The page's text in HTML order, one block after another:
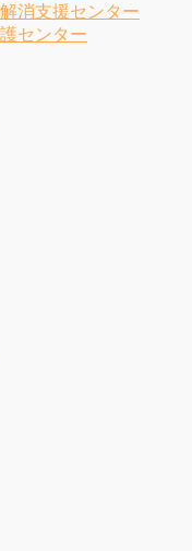
消支援センター
センター